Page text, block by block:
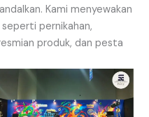
Kami menyewakan
pernikahan,
produk, dan pesta